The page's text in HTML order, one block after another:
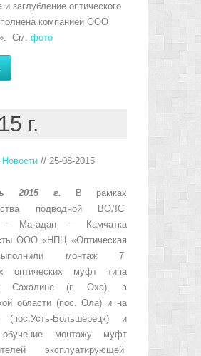
и заглубление оптического
компанией ООО
См. фото
г.
Новости // 25-08-2015
2015 г. В рамках
подводной ВОЛС
– Магадан — Камчатка
ООО «НПЦ «Оптическая
монтаж 7
оптических муфт типа
(г. Оха), в
области (пос. Ола) и на
(пос.Усть-Большерецк) и
обучение монтажу муфт
эксплуатирующей